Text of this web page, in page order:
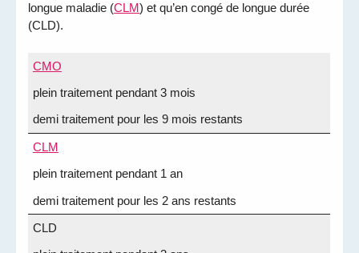
longue maladie (CLM) et qu’en congé de longue durée
(CLD).
CMO
plein traitement pendant 3 mois
demi traitement pour les 9 mois restants
CLM
plein traitement pendant 1 an
demi traitement pour les 2 ans restants
CLD